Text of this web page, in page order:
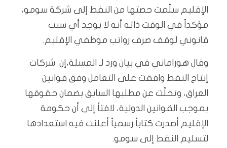
الإقليم سلّمت حصتها من النفط إلى شركة سومو،
مؤكداً في الوقت ذاته أنه لا يوجد أي سبب
قانوني لوقف صرف رواتب موظفي الإقليم.
وقال هوراماني في بيان ورد لـ المسلة،إن شركات
إنتاج النفط وافقت على التعامل وفق قوانين
العراق، وتخلّت عن مطلبها السابق بضمان حقوقها
بموجب القوانين الدولية، لافتاً إلى أن حكومة
الإقليم أصدرت كتاباً رسمياً أعلنت فيه استعدادها
لتسليم النفط إلى سومو.